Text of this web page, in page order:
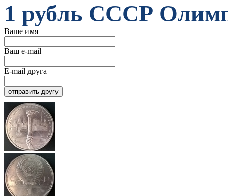
1 рубль СССР
Ваше имя
Ваш e-mail
E-mail друга